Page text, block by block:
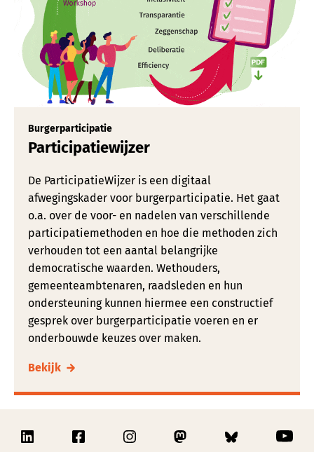
Burgerparticipatie
Participatiewijzer
De ParticipatieWijzer is een digitaal
afwegingskader voor burgerparticipatie. Het gaat
o.a. over de voor- en nadelen van verschillende
participatiemethoden en hoe die methoden zich
verhouden tot een aantal belangrijke
democratische waarden. Wethouders,
gemeenteambtenaren, raadsleden en hun
ondersteuning kunnen hiermee een constructief
gesprek over burgerparticipatie voeren en er
onderbouwde keuzes over maken.
Bekijk